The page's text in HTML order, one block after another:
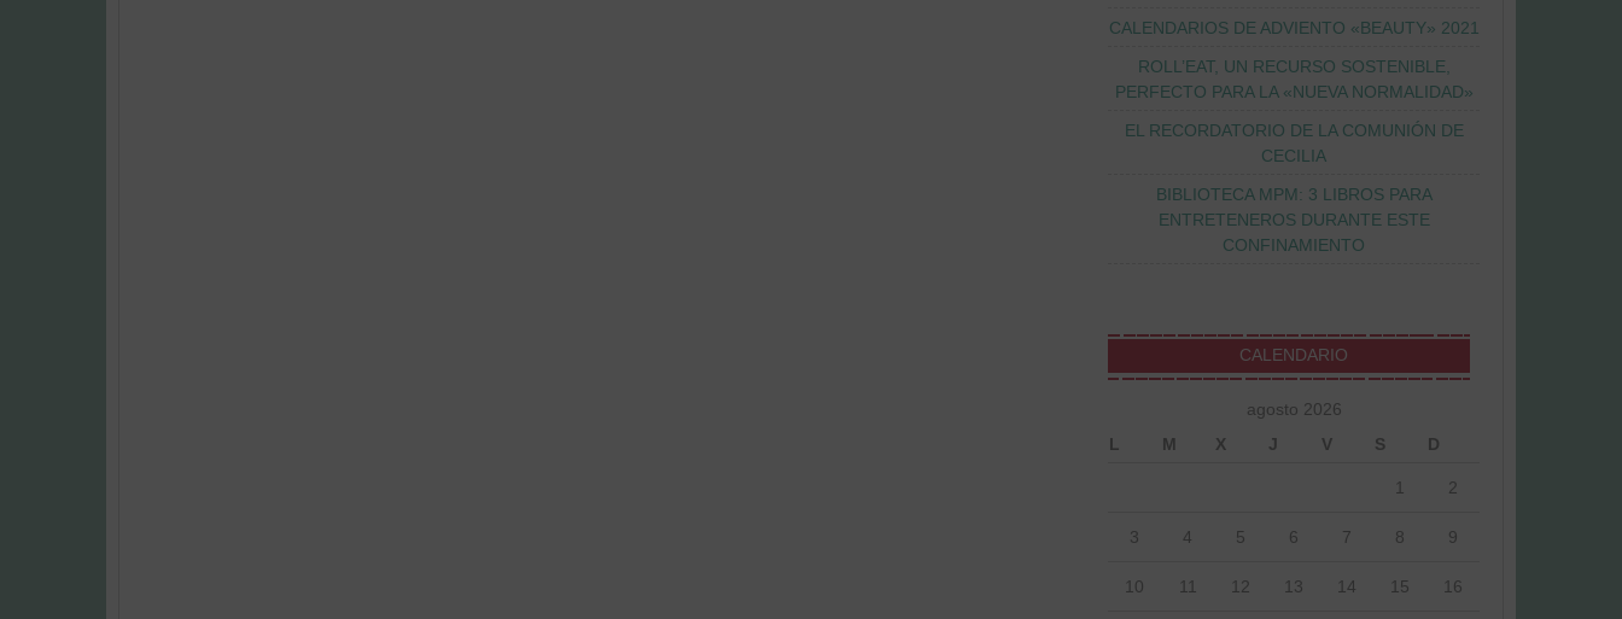
CALENDARIOS DE ADVIENTO «BEAUTY» 2021
ROLL’EAT, UN RECURSO SOSTENIBLE,
PERFECTO PARA LA «NUEVA NORMALIDAD»
EL RECORDATORIO DE LA COMUNIÓN DE
CECILIA
BIBLIOTECA MPM: 3 LIBROS PARA
ENTRETENEROS DURANTE ESTE
CONFINAMIENTO
CALENDARIO
agosto 2026
L
M X J V S D
1 2
3 4 5 6 7 8 9
10 11 12 13 14 15 16